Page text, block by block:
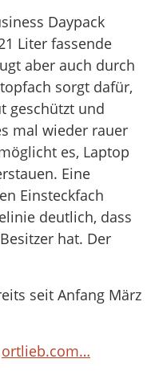
Daypack
Liter fassende
aber auch durch
sorgt dafür,
geschützt und
mal wieder rauer
es, Laptop
Eine
Einsteckfach
deutlich, dass
hat. Der
seit Anfang März
ortlieb.com…